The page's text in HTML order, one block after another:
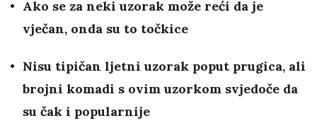
Ako se za neki uzorak može reći da je
vječan, onda su to točkice
Nisu tipičan ljetni uzorak poput prugica, ali
brojni komadi s ovim uzorkom svjedoče da
su čak i popularnije